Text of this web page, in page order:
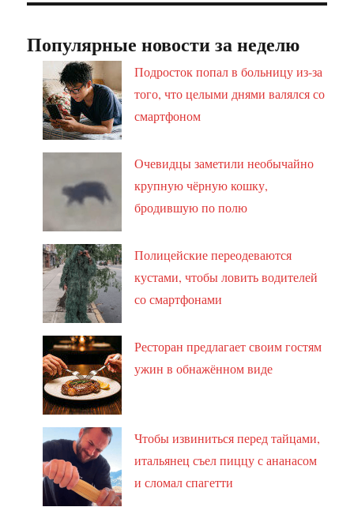
Популярные новости за неделю
Подросток попал в больницу из-за
того, что целыми днями валялся со
смартфоном
Очевидцы заметили необычайно
крупную чёрную кошку,
бродившую по полю
Полицейские переодеваются
кустами, чтобы ловить водителей
со смартфонами
Ресторан предлагает своим гостям
ужин в обнажённом виде
Чтобы извиниться перед тайцами,
итальянец съел пиццу с ананасом
и сломал спагетти